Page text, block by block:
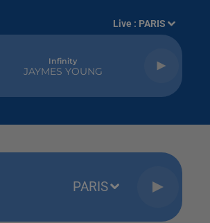
Live : PARIS
Infinity
JAYMES YOUNG
PARIS